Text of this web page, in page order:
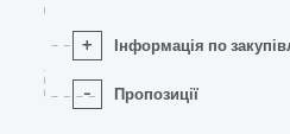
+ Інформація по
- Пропозиції